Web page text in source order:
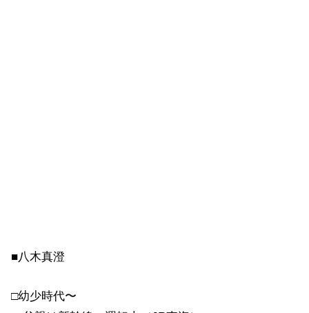
■八木真澄
□幼少時代〜